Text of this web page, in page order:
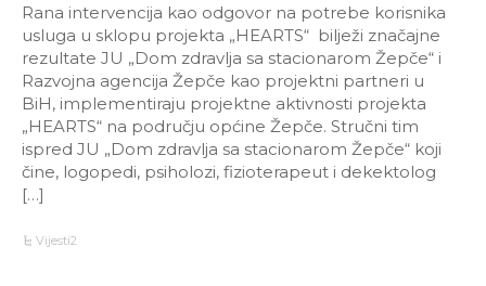
Rana intervencija kao odgovor na potrebe korisnika
usluga u sklopu projekta „HEARTS“ bilježi značajne
rezultate JU „Dom zdravlja sa stacionarom Žepče“ i
Razvojna agencija Žepče kao projektni partneri u
BiH, implementiraju projektne aktivnosti projekta
„HEARTS“ na području općine Žepče. Stručni tim
ispred JU „Dom zdravlja sa stacionarom Žepče“ koji
čine, logopedi, psiholozi, fizioterapeut i dekektolog
[…]
Vijesti2